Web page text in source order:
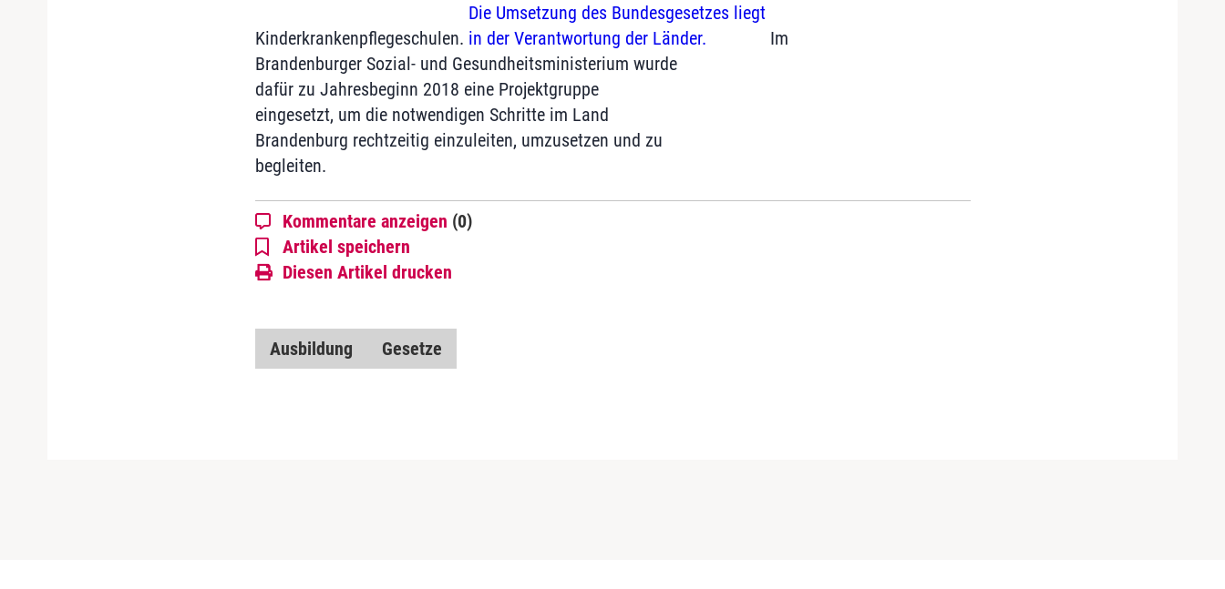
Kinderkrankenpflegeschulen.
Die Umsetzung des Bundesgesetzes liegt
in der Verantwortung der Länder.
Im
Brandenburger Sozial- und Gesundheitsministerium wurde
dafür zu Jahresbeginn 2018 eine Projektgruppe
eingesetzt, um die notwendigen Schritte im Land
Brandenburg rechtzeitig einzuleiten, umzusetzen und zu
begleiten.
Kommentare anzeigen (0)
Artikel speichern
Diesen Artikel drucken
Ausbildung Gesetze